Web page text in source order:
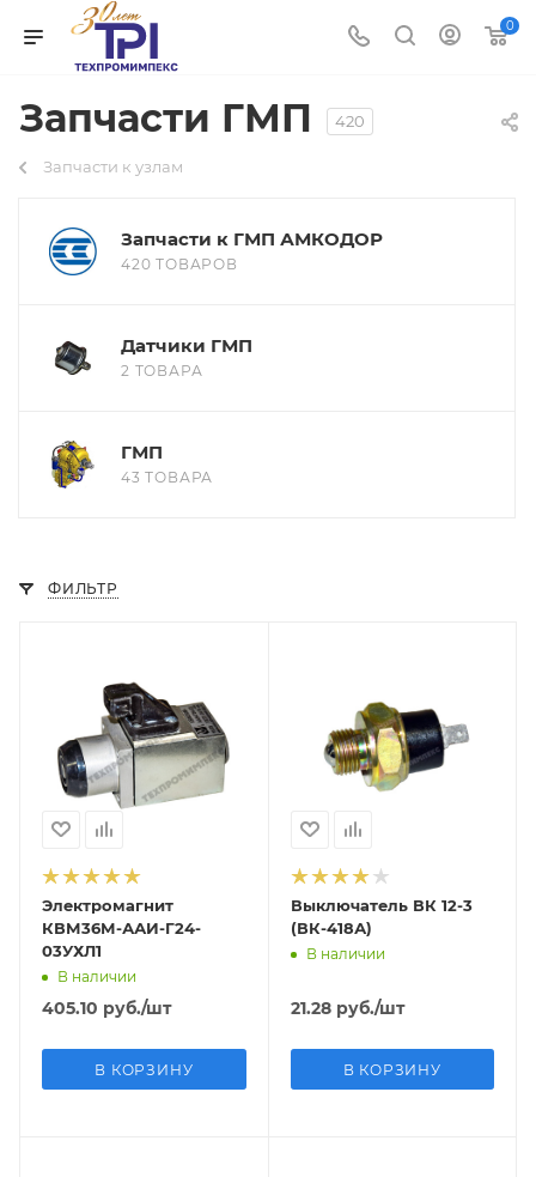
0
Запчасти ГМП 420
Запчасти к узлам
Запчасти к ГМП АМКОДОР
420 ТОВАРОВ
Датчики ГМП
2 ТОВАРА
ГМП
43 ТОВАРА
ФИЛЬТР
Электромагнит
КВМ36М-ААИ-Г24-
03УХЛ1
В наличии
405.10 руб./шт
В КОРЗИНУ
Выключатель ВК 12-3
(ВК-418А)
В наличии
21.28руб./шт
В КОРЗИНУ